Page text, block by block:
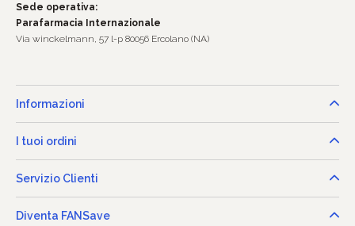
Sede operativa:
Parafarmacia Internazionale
Via winckelmann, 57 l-p 80056 Ercolano (NA)
Informazioni
I tuoi ordini
Servizio Clienti
Diventa FANSave